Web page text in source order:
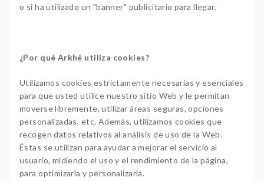
o si ha utilizado un "banner" publicitario para llegar.
¿Por qué Arkhé utiliza cookies?
Utilizamos cookies estrictamente necesarias y esenciales
para que usted utilice nuestro sitio Web y le permitan
moverse libremente, utilizar áreas seguras, opciones
personalizadas, etc. Además, utilizamos cookies que
recogen datos relativos al análisis de uso de la Web.
Éstas se utilizan para ayudar a mejorar el servicio al
usuario, midiendo el uso y el rendimiento de la página,
para optimizarla y personalizarla.